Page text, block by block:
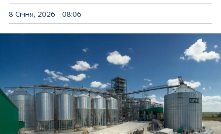
8 Січня, 2026 - 08:06